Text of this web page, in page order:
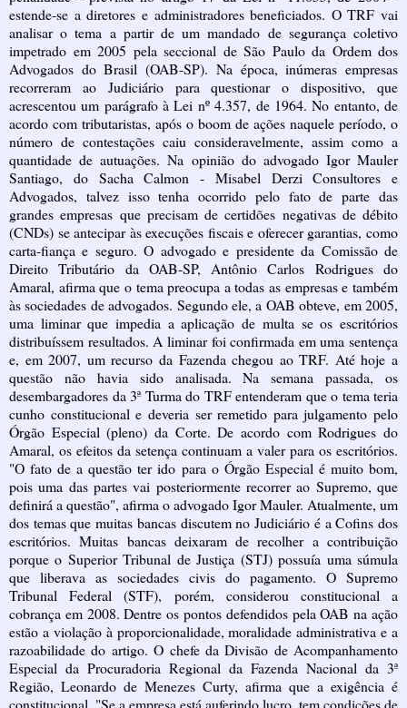
estende-se a diretores e administradores beneficiados. O TRF vai
analisar o tema a partir de um mandado de segurança coletivo
impetrado em 2005 pela seccional de São Paulo da Ordem dos
Advogados do Brasil (OAB-SP). Na época, inúmeras empresas
recorreram ao Judiciário para questionar o dispositivo, que
acrescentou um parágrafo à Lei nº 4.357, de 1964. No entanto, de
acordo com tributaristas, após o boom de ações naquele período, o
número de contestações caiu consideravelmente, assim como a
quantidade de autuações. Na opinião do advogado Igor Mauler
Santiago, do Sacha Calmon - Misabel Derzi Consultores e
Advogados, talvez isso tenha ocorrido pelo fato de parte das
grandes empresas que precisam de certidões negativas de débito
(CNDs) se antecipar às execuções fiscais e oferecer garantias, como
carta-fiança e seguro. O advogado e presidente da Comissão de
Direito Tributário da OAB-SP, Antônio Carlos Rodrigues do
Amaral, afirma que o tema preocupa a todas as empresas e também
às sociedades de advogados. Segundo ele, a OAB obteve, em 2005,
uma liminar que impedia a aplicação de multa se os escritórios
distribuíssem resultados. A liminar foi confirmada em uma sentença
e, em 2007, um recurso da Fazenda chegou ao TRF. Até hoje a
questão não havia sido analisada. Na semana passada, os
desembargadores da 3ª Turma do TRF entenderam que o tema teria
cunho constitucional e deveria ser remetido para julgamento pelo
Órgão Especial (pleno) da Corte. De acordo com Rodrigues do
Amaral, os efeitos da setença continuam a valer para os escritórios.
"O fato de a questão ter ido para o Órgão Especial é muito bom,
pois uma das partes vai posteriormente recorrer ao Supremo, que
definirá a questão", afirma o advogado Igor Mauler. Atualmente, um
dos temas que muitas bancas discutem no Judiciário é a Cofins dos
escritórios. Muitas bancas deixaram de recolher a contribuição
porque o Superior Tribunal de Justiça (STJ) possuía uma súmula
que liberava as sociedades civis do pagamento. O Supremo
Tribunal Federal (STF), porém, considerou constitucional a
cobrança em 2008. Dentre os pontos defendidos pela OAB na ação
estão a violação à proporcionalidade, moralidade administrativa e a
razoabilidade do artigo. O chefe da Divisão de Acompanhamento
Especial da Procuradoria Regional da Fazenda Nacional da 3ª
Região, Leonardo de Menezes Curty, afirma que a exigência é
constitucional. "Se a empresa está auferindo lucro, tem condições de